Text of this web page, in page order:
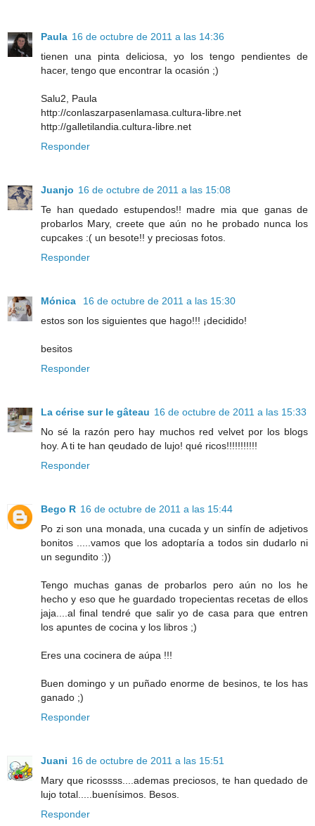
Paula 16 de octubre de 2011 a las 14:36
tienen una pinta deliciosa, yo los tengo pendientes de
hacer, tengo que encontrar la ocasión ;)
Salu2, Paula
http://conlaszarpasenlamasa.cultura-libre.net
http://galletilandia.cultura-libre.net
Responder
Juanjo 16 de octubre de 2011 a las 15:08
Te han quedado estupendos!! madre mia que ganas de
probarlos Mary, creete que aún no he probado nunca los
cupcakes :( un besote!! y preciosas fotos.
Responder
Mónica
16 de octubre de 2011 a las 15:30
estos son los siguientes que hago!!! ¡decidido!
besitos
Responder
La cérise sur le gâteau 16 de octubre de 2011 a las 15:33
No sé la razón pero hay muchos red velvet por los blogs
hoy. A ti te han qeudado de lujo! qué ricos!!!!!!!!!!!
Responder
Bego R 16 de octubre de 2011 a las 15:44
Po zi son una monada, una cucada y un sinfín de adjetivos
bonitos .....vamos que los adoptaría a todos sin dudarlo ni
un segundito :))
Tengo muchas ganas de probarlos pero aún no los he
hecho y eso que he guardado tropecientas recetas de ellos
jaja....al final tendré que salir yo de casa para que entren
los apuntes de cocina y los libros ;)
Eres una cocinera de aúpa !!!
Buen domingo y un puñado enorme de besinos, te los has
ganado ;)
Responder
Juani 16 de octubre de 2011 a las 15:51
Mary que ricossss....ademas preciosos, te han quedado de
lujo total.....buenísimos. Besos.
Responder